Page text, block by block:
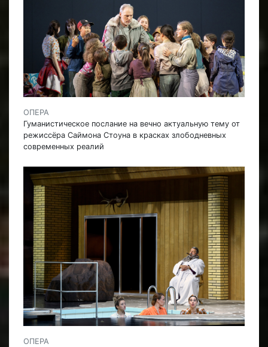
ОПЕРА
Гуманистическое послание на вечно актуальную тему от
режиссёра Саймона Стоуна в красках злободневных
современных реалий
ОПЕРА